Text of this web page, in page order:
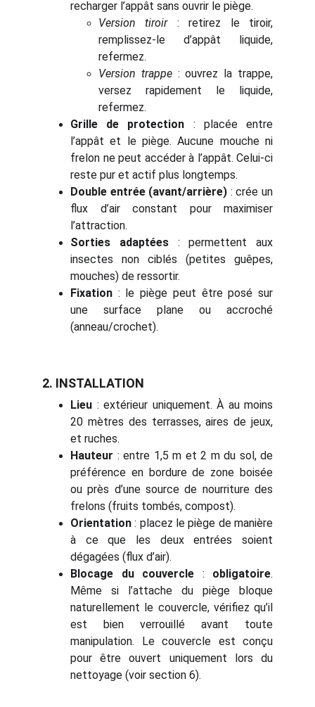
recharger l’appât sans ouvrir le piège.
Version tiroir: retirez le tiroir,
remplissez-le d’appât liquide,
refermez.
Version trappe: ouvrez la trappe,
versez rapidement le liquide,
refermez.
Grille de protection : placée entre
l’appât et le piège. Aucune mouche ni
frelon ne peut accéder à l’appât. Celui-ci
reste pur et actif plus longtemps.
Double entrée (avant/arrière) : crée un
flux d’air constant pour maximiser
l’attraction.
Sorties adaptées: permettent aux
insectes non ciblés (petites guêpes,
mouches) de ressortir.
Fixation : le piège peut être posé sur
une surface plane ou accroché
(anneau/crochet).
2. INSTALLATION
Lieu : extérieur uniquement. À au moins
20 mètres des terrasses, aires de jeux,
et ruches.
Hauteur : entre 1,5 m et 2 m du sol, de
préférence en bordure de zone boisée
ou près d’une source de nourriture des
frelons (fruits tombés, compost).
Orientation : placez le piège de manière
à ce que les deux entrées soient
dégagées (flux d’air).
Blocage du couvercle : obligatoire.
Même si l’attache du piège bloque
naturellement le couvercle, vérifiez qu’il
est bien verrouillé avant toute
manipulation. Le couvercle est conçu
pour être ouvert uniquement lors du
nettoyage (voir section 6).